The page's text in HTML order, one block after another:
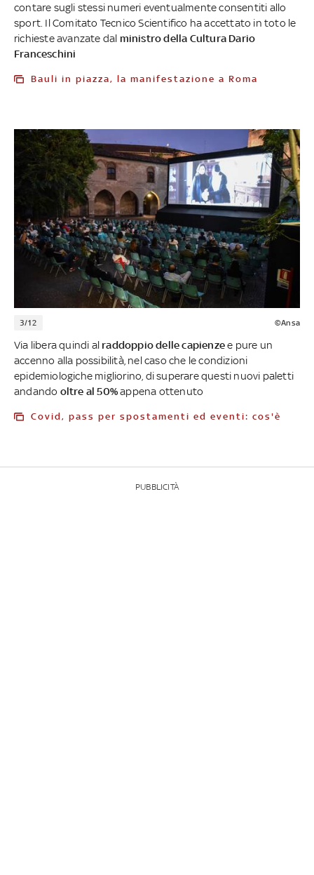
contare sugli stessi numeri eventualmente consentiti allo
sport. Il Comitato Tecnico Scientifico ha accettato in toto le
richieste avanzate dal ministro della Cultura Dario
Franceschini
Bauli in piazza, la manifestazione a Roma
3/12 ©Ansa
Via libera quindi al raddoppio delle capienzee pure un
accenno alla possibilità, nel caso che le condizioni
epidemiologiche migliorino, di superare questi nuovi paletti
andando oltre al 50%appena ottenuto
Covid, pass per spostamenti ed eventi: cos'è
PUBBLICITÀ